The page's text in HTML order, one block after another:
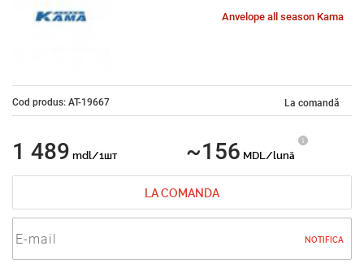
Anvelope all season Kama
Cod produs: AT-19667 La comandă
1 489 mdl/1шт ~156 MDL/lună
LA COMANDA
NOTIFICA